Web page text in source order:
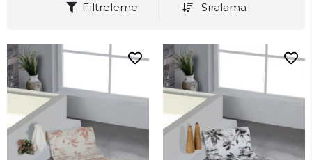
Filtreleme Sıralama